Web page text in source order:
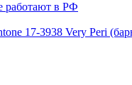
работают в РФ
17-3938 Very Peri